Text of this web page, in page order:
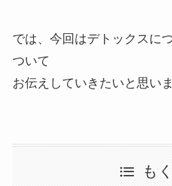
では、今回はデトックスに
ついて
お伝えしていきたいと思いま
も